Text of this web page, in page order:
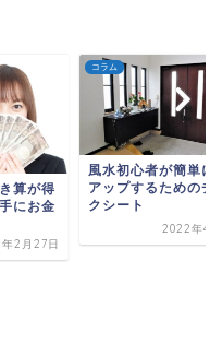
算が得
にお金
2月27日
コラム
風水初心者が簡単に
アップするためのチ
クシート
2022年4